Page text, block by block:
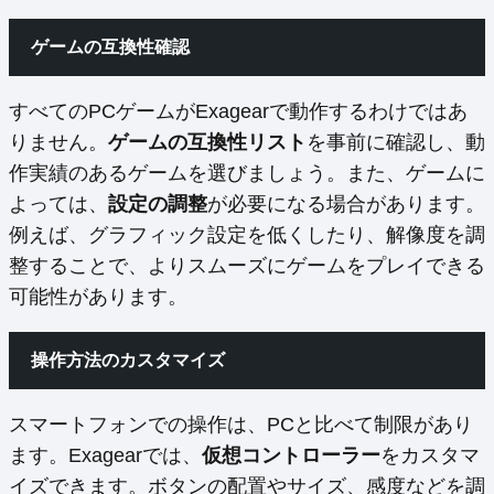
ゲームの互換性確認
すべてのPCゲームがExagearで動作するわけではあ
りません。 ゲームの互換性リスト を事前に確認し、動
作実績のあるゲームを選びましょう。また、ゲームに
よっては、 設定の調整が必要になる場合があります。
例えば、グラフィック設定を低くしたり、解像度を調
整することで、よりスムーズにゲームをプレイできる
可能性があります。
操作方法のカスタマイズ
スマートフォンでの操作は、PCと比べて制限があり
ます。Exagearでは、仮想コントローラーをカスタマ
イズできます。ボタンの配置やサイズ、感度などを調